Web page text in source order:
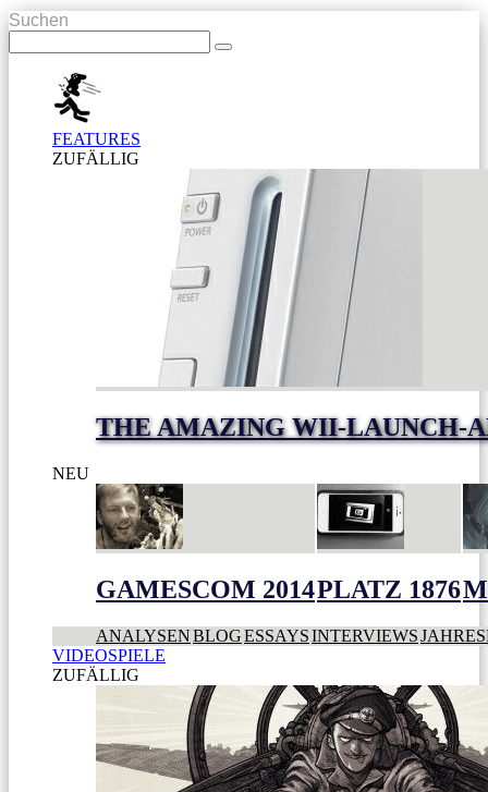
Suchen
FEATURES
ZUFÄLLIG
THE AMAZING WII-LAUNCH-
NEU
GAMESCOM 2014PLATZ 1876
ANALYSENBLOGESSAYSINTERVIEWS
VIDEOSPIELE
ZUFÄLLIG